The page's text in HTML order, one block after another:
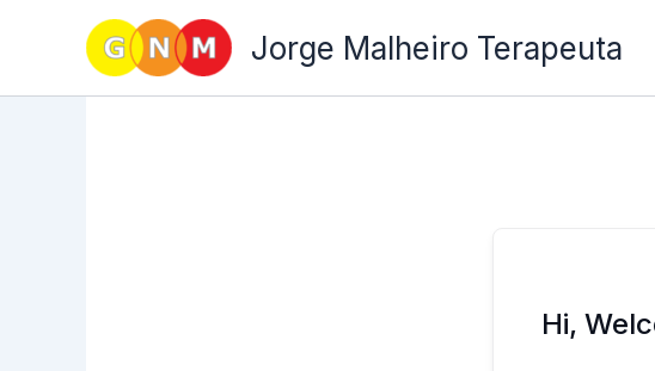
Jorge Malheiro Terapeuta
Hi,